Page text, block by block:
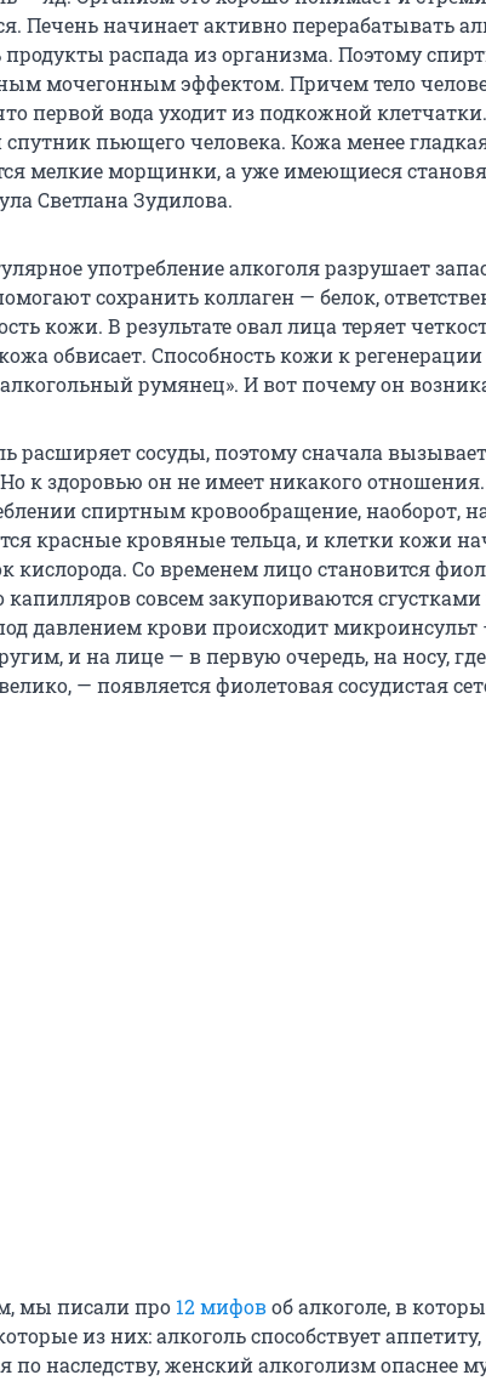
Печень начинает активно перерабатывать
распада из организма. Поэтому
мочегонным эффектом. Причем тело
первой вода уходит из подкожной
пьющего человека. Кожа менее
мелкие морщинки, а уже имеющиеся
Светлана Зудилова.
употребление алкоголя разрушает
сохранить коллаген — белок,
кожи. В результате овал лица теряет
обвисает. Способность кожи к регенерации
румянец». И вот почему он
расширяет сосуды, поэтому сначала
к здоровью он не имеет никакого
спиртным кровообращение, наоборот,
красные кровяные тельца, и клетки кожи
кислорода. Со временем лицо становится
капилляров совсем закупориваются
давлением крови происходит
и на лице — в первую очередь, на носу,
— появляется фиолетовая сосудистая
мы писали про 12 мифовоб алкоголе, в
из них: алкоголь способствует
по наследству, женский алкоголизм опаснее